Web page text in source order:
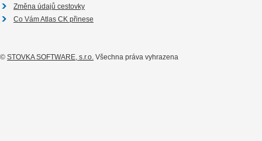
Změna údajů cestovky
Co Vám Atlas CK přinese
© STOVKA SOFTWARE, s.r.o. Všechna práva vyhrazena